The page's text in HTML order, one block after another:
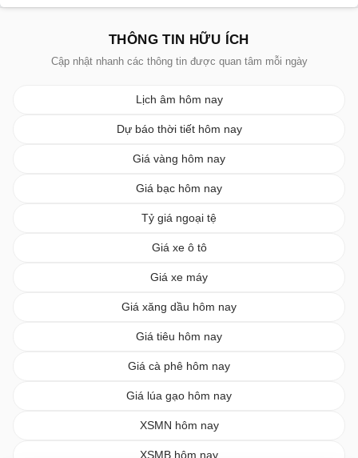
THÔNG TIN HỮU ÍCH
Cập nhật nhanh các thông tin được quan tâm mỗi ngày
Lịch âm hôm nay
Dự báo thời tiết hôm nay
Giá vàng hôm nay
Giá bạc hôm nay
Tỷ giá ngoại tệ
Giá xe ô tô
Giá xe máy
Giá xăng dầu hôm nay
Giá tiêu hôm nay
Giá cà phê hôm nay
Giá lúa gạo hôm nay
XSMN hôm nay
XSMB hôm nay